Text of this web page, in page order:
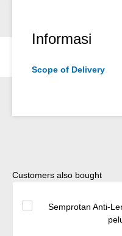
Informasi
Scope of Delivery
Lewati galeri produk
Customers also bought